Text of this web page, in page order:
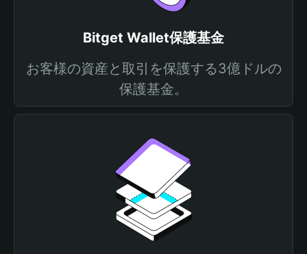
Bitget Wallet保護基金
お客様の資産と取引を保護する3億ドルの
保護基金。